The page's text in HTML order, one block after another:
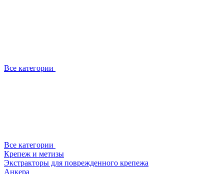
Все категории
Все категории
Крепеж и метизы
Экстракторы для поврежденного крепежа
Анкера